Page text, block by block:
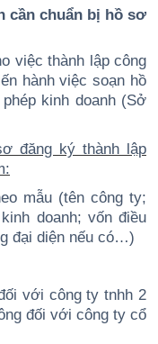
cần chuẩn bị hồ sơ
việc thành lập công
hành việc soạn hồ
kinh doanh (Sở
đăng ký thành lập
mẫu (tên công ty;
doanh; vốn điều
đại diện nếu có…)
với công ty tnhh 2
đối với công ty cổ